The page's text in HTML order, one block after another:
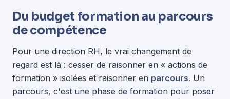
Du budget formation au parcours
de compétence
Pour une direction RH, le vrai changement de
regard est là : cesser de raisonner en « actions de
formation » isolées et raisonner en parcours. Un
parcours, c'est une phase de formation pour poser